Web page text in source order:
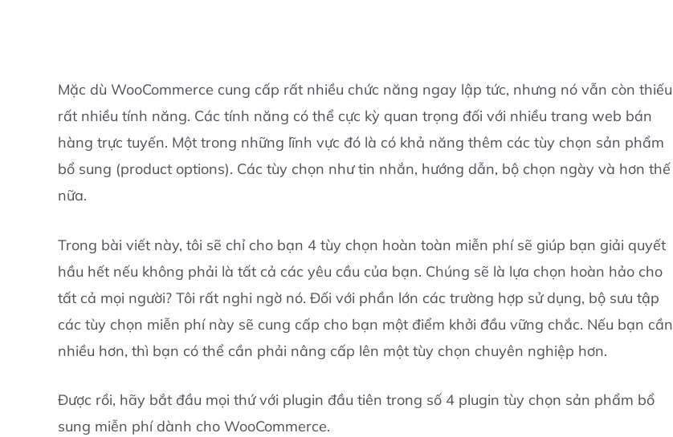
Mặc dù WooCommerce cung cấp rất nhiều chức năng ngay lập tức, nhưng nó vẫn còn thiếu
rất nhiều tính năng. Các tính năng có thể cực kỳ quan trọng đối với nhiều trang web bán
hàng trực tuyến. Một trong những lĩnh vực đó là có khả năng thêm các tùy chọn sản phẩm
bổ sung (product options). Các tùy chọn như tin nhắn, hướng dẫn, bộ chọn ngày và hơn thế
nữa.
Trong bài viết này, tôi sẽ chỉ cho bạn 4 tùy chọn hoàn toàn miễn phí sẽ giúp bạn giải quyết
hầu hết nếu không phải là tất cả các yêu cầu của bạn. Chúng sẽ là lựa chọn hoàn hảo cho
tất cả mọi người? Tôi rất nghi ngờ nó. Đối với phần lớn các trường hợp sử dụng, bộ sưu tập
các tùy chọn miễn phí này sẽ cung cấp cho bạn một điểm khởi đầu vững chắc. Nếu bạn cần
nhiều hơn, thì bạn có thể cần phải nâng cấp lên một tùy chọn chuyên nghiệp hơn.
Được rồi, hãy bắt đầu mọi thứ với plugin đầu tiên trong số 4 plugin tùy chọn sản phẩm bổ
sung miễn phí dành cho WooCommerce.